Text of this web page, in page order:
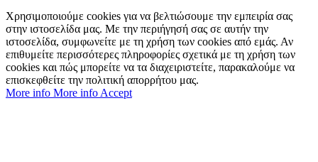
Χρησιμοποιούμε cookies για να βελτιώσουμε την εμπειρία σας
στην ιστοσελίδα μας. Με την περιήγησή σας σε αυτήν την
ιστοσελίδα, συμφωνείτε με τη χρήση των cookies από εμάς. Αν
επιθυμείτε περισσότερες πληροφορίες σχετικά με τη χρήση των
cookies και πώς μπορείτε να τα διαχειριστείτε, παρακαλούμε να
επισκεφθείτε την πολιτική απορρήτου μας.
More info More info Accept